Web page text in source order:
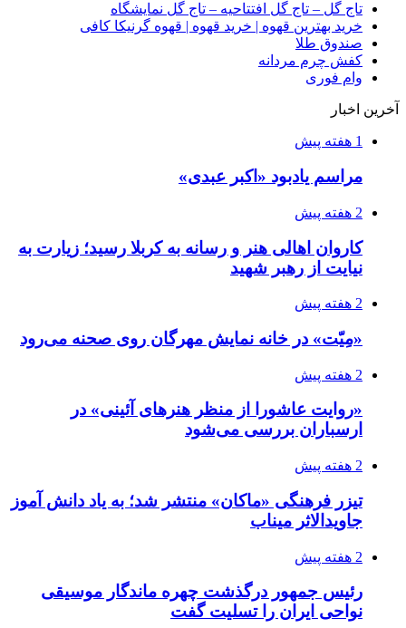
تاج گل – تاج گل افتتاحیه – تاج گل نمایشگاه
خرید بهترین قهوه | خرید قهوه | قهوه گرنیکا کافی
صندوق طلا
کفش چرم مردانه
وام فوری
آخرین اخبار
1 هفته پیش
مراسم یادبود «اکبر عبدی»
2 هفته پیش
کاروان اهالی هنر و رسانه به کربلا رسید؛ زیارت به
نیایت از رهبر شهید
2 هفته پیش
«مِیّت» در خانه نمایش مهرگان روی صحنه می‌رود
2 هفته پیش
«روایت عاشورا از منظر هنرهای آئینی» در
ارسباران بررسی می‌شود
2 هفته پیش
تیزر فرهنگی «ماکان» منتشر شد؛ به یاد دانش آموز
جاویدالاثر میناب
2 هفته پیش
رئیس جمهور درگذشت چهره ماندگار موسیقی
نواحی ایران را تسلیت گفت